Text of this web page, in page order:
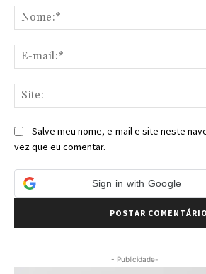
Salve meu nome, e-mail e site neste
vez que eu comentar.
Sign in with Google
- Publicidade-